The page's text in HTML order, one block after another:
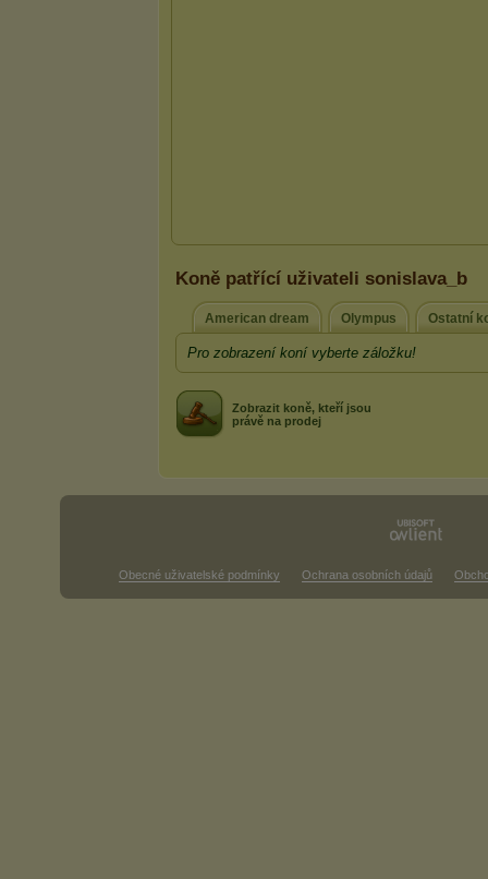
Koně patřící uživateli sonislava_b
American dream Olympus Ostatní
Pro zobrazení koní vyberte záložku!
Zobrazit koně, kteří jsou
právě na prodej
Obecné uživatelské podmínky Ochrana osobních údajů